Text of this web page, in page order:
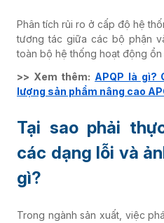
Phân tích rủi ro ở cấp độ hệ
tương tác giữa các bộ phận
toàn bộ hệ thống hoạt động ổn
>> Xem thêm: APQP là gì?
lượng sản phẩm nâng cao
Tại sao phải
các dạng lỗi và
gì?
Trong ngành sản xuất, việc